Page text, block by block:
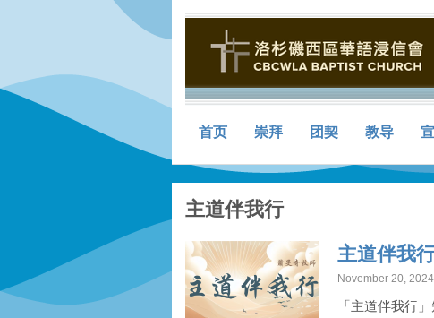
首页 崇拜 团契 教导
主道伴我行
主道伴我
November 20, 2024
「主道伴我行